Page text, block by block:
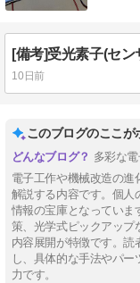
10日前
このブログのここが
多彩な
電子工作や機械改造の進
解説する内容です。個人
情報の宝庫となっていま
策、光学式ピックアップ
内容展開が特徴です。読
し、具体的な手法やパ
力です。